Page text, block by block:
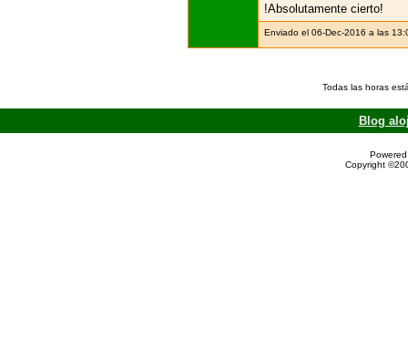
!Absolutamente cierto!
Enviado el 06-Dec-2016 a las
Todas las horas
Blog
Copyright